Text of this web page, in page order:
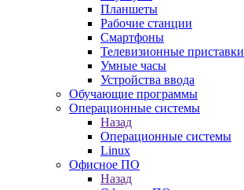
Планшеты
Рабочие станции
Смартфоны
Телевизионные приставки
Умные часы
Устройства ввода
Обучающие программы
Операционные системы
Назад
Операционные системы
Linux
Офисное ПО
Назад